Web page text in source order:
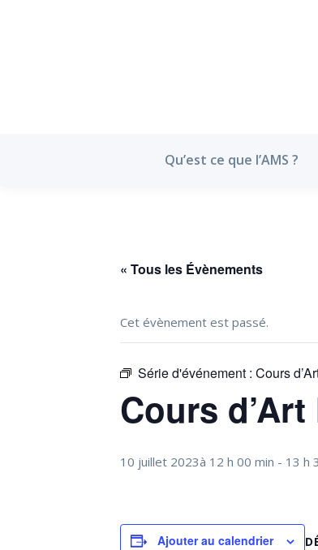
Qu’est ce que l’AMS ?
« Tous les Évènements
Cet évènement est passé.
Série d'événement : Cours
Cours
10 juillet 2023à 12 h 00 min - 13 h
Ajouter au calendrier